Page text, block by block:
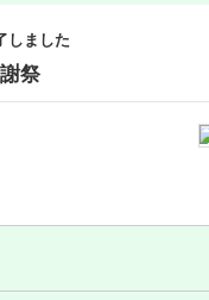
しました
祭